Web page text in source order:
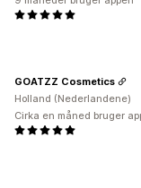
GOATZZ Cosmetics
Holland (Nederlandene)
Cirka en måned bruger